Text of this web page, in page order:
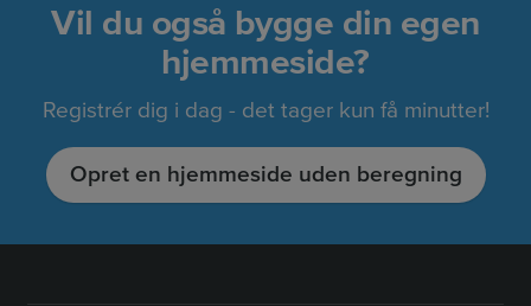
Vil du også bygge din egen
hjemmeside?
Registrér dig i dag - det tager kun få minutter!
Opret en hjemmeside uden beregning